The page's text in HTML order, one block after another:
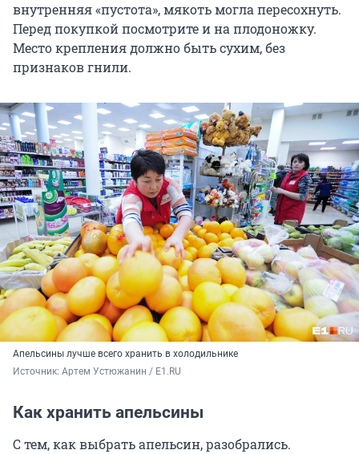
внутренняя «пустота», мякоть могла пересохнуть.
Перед покупкой посмотрите и на плодоножку.
Место крепления должно быть сухим, без
признаков гнили.
Апельсины лучше всего хранить в холодильнике
Источник: Артем Устюжанин / E1.RU
Как хранить апельсины
С тем, как выбрать апельсин, разобрались.